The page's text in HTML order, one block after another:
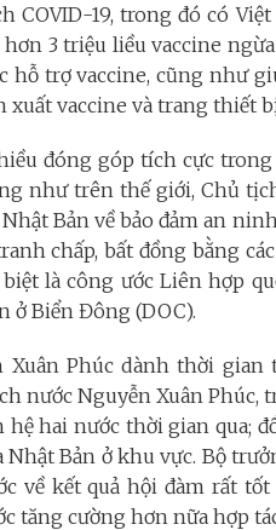
19, trong đó có
3 triệu liều vaccine ngừa
trợ vaccine, cũng như
xuất vaccine và trang thiết
đóng góp tích cực
như trên thế giới, Chủ
Bản về bảo đảm an
chấp, bất đồng bằng
là công ước Liên hợp
ở Biển Đông (DOC).
Phúc dành thời gian
nước Nguyễn Xuân Phúc,
hai nước thời gian qua;
Bản ở khu vực. Bộ
về kết quả hội đàm rất tốt
tăng cường hơn nữa hợp